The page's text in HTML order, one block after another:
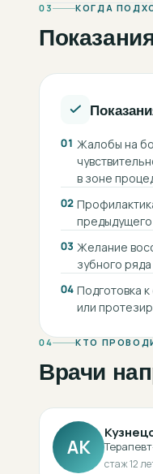
03 КОГДА
01 Жалобы на
в зоне
02
03 Желание
зубного ряда
04 Подготовка
или
04 КТО
Врачи
АК
стаж12